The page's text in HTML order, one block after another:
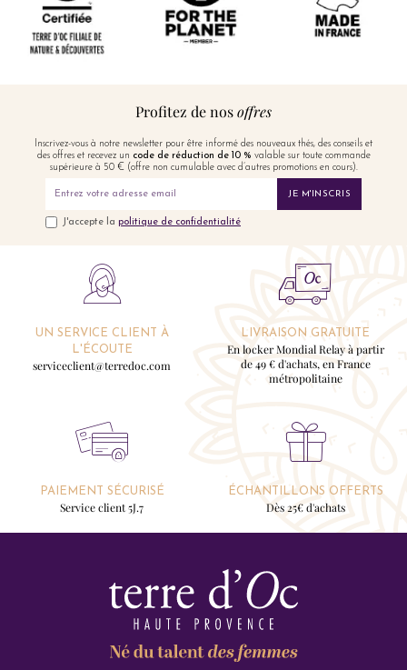
Profitez de nosoffres
Inscrivez-vous à notre newsletter pour être informé des nouveaux thés, des conseils et
des offres et recevez un code de réduction de 10 % valable sur toute commande
supérieure à 50 € (offre non cumulable avec d’autres promotions en cours).
JE M'INSCRIS
J'accepte la politique de confidentialité
UN SERVICE CLIENT À
L'ÉCOUTE
serviceclient@terredoc.com
LIVRAISON GRATUITE
En locker Mondial Relay à partir
de 49 € d'achats, en France
métropolitaine
PAIEMENT SÉCURISÉ
Service client 5J.7
ÉCHANTILLONS OFFERTS
Dès 25€ d'achats